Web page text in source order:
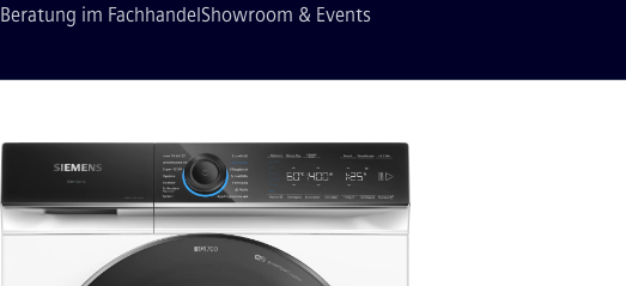
Beratung im FachhandelShowroom & Events